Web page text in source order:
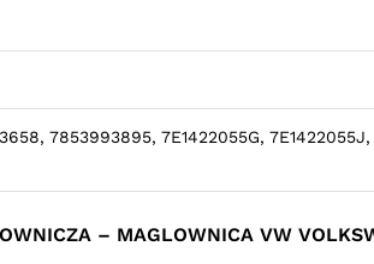
7853993895, 7E1422055G, 7E1422055J,
– MAGLOWNICA VW